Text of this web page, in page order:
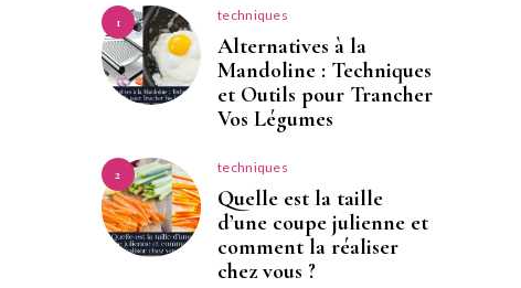
1 techniques
Alternatives à la
Mandoline : Techniques
et Outils pour Trancher
Vos Légumes
2 techniques
Quelle est la taille
d’une coupe julienne et
comment la réaliser
chez vous ?